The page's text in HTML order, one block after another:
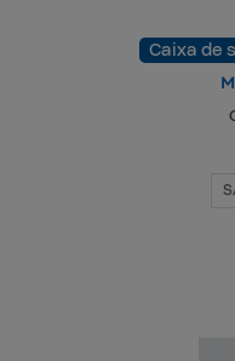
Caixa de